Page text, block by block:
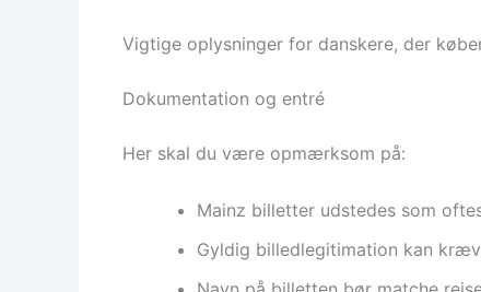
Vigtige oplysninger for danskere, der
Dokumentation og entré
Her skal du være opmærksom på:
Mainz billetter udstedes som
Gyldig billedlegitimation kan